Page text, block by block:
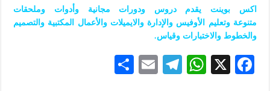
اكس بوينت يقدم دروس ودورات مجانية وأدوات وملحقات
متنوعةوتعليم الأوفيس والإدارة والايميلات والأعمال المكتبية والتصميم
والخطوط والاختبارات وقياس.
F
X
W
Te
E